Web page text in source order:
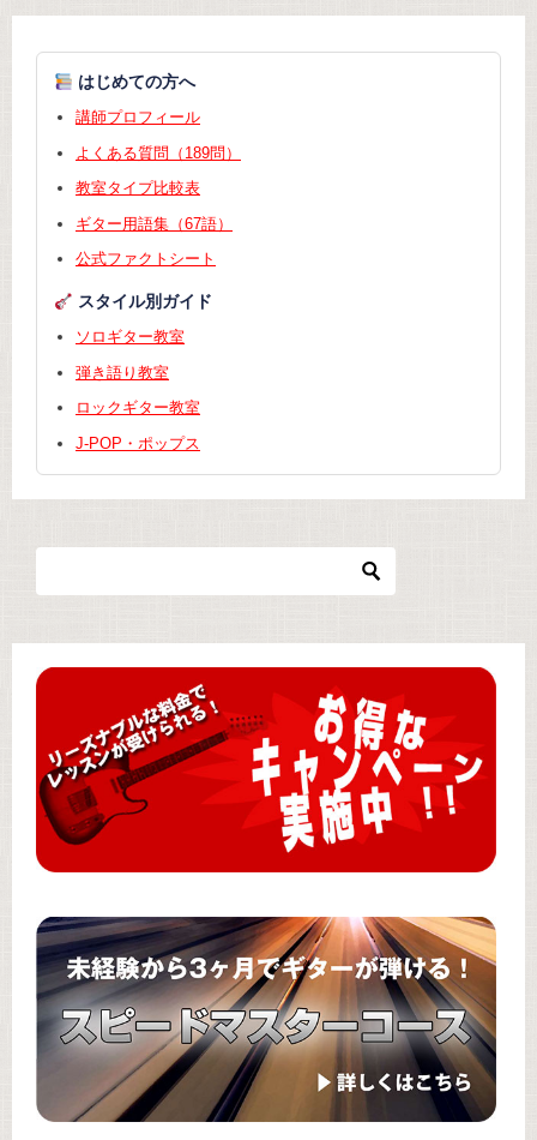
はじめての方へ
講師プロフィール
よくある質問（189問）
教室タイプ比較表
ギター用語集（67語）
公式ファクトシート
スタイル別ガイド
ソロギター教室
弾き語り教室
ロックギター教室
J-POP・ポップス